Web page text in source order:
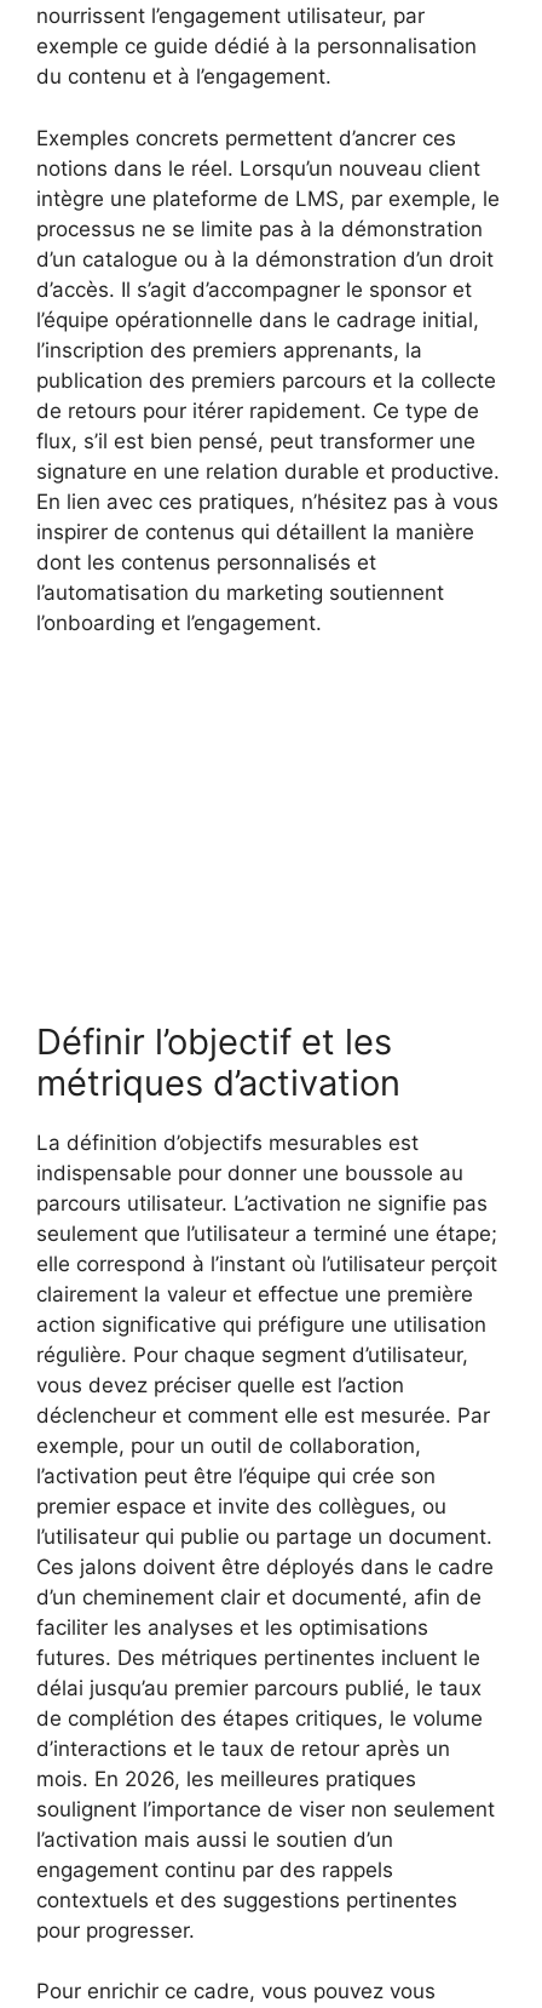
nourrissent l’engagement utilisateur, par
exemple ce guide dédié à la personnalisation
du contenu et à l’engagement.
Exemples concrets permettent d’ancrer ces
notions dans le réel. Lorsqu’un nouveau client
intègre une plateforme de LMS, par exemple, le
processus ne se limite pas à la démonstration
d’un catalogue ou à la démonstration d’un droit
d’accès. Il s’agit d’accompagner le sponsor et
l’équipe opérationnelle dans le cadrage initial,
l’inscription des premiers apprenants, la
publication des premiers parcours et la collecte
de retours pour itérer rapidement. Ce type de
flux, s’il est bien pensé, peut transformer une
signature en une relation durable et productive.
En lien avec ces pratiques, n’hésitez pas à vous
inspirer de contenus qui détaillent la manière
dont les contenus personnalisés et
l’automatisation du marketing soutiennent
l’onboarding et l’engagement.
Définir l’objectif et les
métriques d’activation
La définition d’objectifs mesurables est
indispensable pour donner une boussole au
parcours utilisateur. L’activation ne signifie pas
seulement que l’utilisateur a terminé une étape;
elle correspond à l’instant où l’utilisateur perçoit
clairement la valeur et effectue une première
action significative qui préfigure une utilisation
régulière. Pour chaque segment d’utilisateur,
vous devez préciser quelle est l’action
déclencheur et comment elle est mesurée. Par
exemple, pour un outil de collaboration,
l’activation peut être l’équipe qui crée son
premier espace et invite des collègues, ou
l’utilisateur qui publie ou partage un document.
Ces jalons doivent être déployés dans le cadre
d’un cheminement clair et documenté, afin de
faciliter les analyses et les optimisations
futures. Des métriques pertinentes incluent le
délai jusqu’au premier parcours publié, le taux
de complétion des étapes critiques, le volume
d’interactions et le taux de retour après un
mois. En 2026, les meilleures pratiques
soulignent l’importance de viser non seulement
l’activation mais aussi le soutien d’un
engagement continu par des rappels
contextuels et des suggestions pertinentes
pour progresser.
Pour enrichir ce cadre, vous pouvez vous